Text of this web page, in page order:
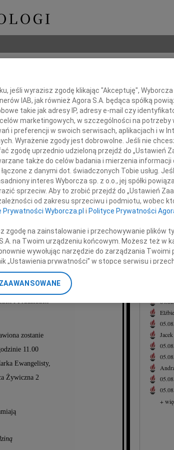
lat
i Pradziadek
zostanie
11.00
Ewangelisty,
Żywiczna 2
INNE
Z
Z
Z
Z
+
+
jeśli wyrazisz zgodę klikając "Akceptuję",
IAB, jak również Agora S.A. będąca spółką
takie jak adresy IP, adresy e-mail czy
marketingowych, w szczególności na potrzeby
i preferencji w swoich serwisach, aplikacjach i w
Wyrażenie zgody jest dobrowolne. Jeśli nie
zgodę uprzednio udzieloną przejdź do „Ustawień
także do celów badania i mierzenia
z danymi dot. świadczonych Tobie usług.
interes Wyborcza sp. z o.o., jej spółki
sprzeciw. Aby to zrobić przejdź do „Ustawień
od zakresu sprzeciwu i podmiotu, wobec
Prywatności Wyborcza.pl i Polityce Prywatności
zgodę na zainstalowanie i przechowywanie plików
na Twoim urządzeniu końcowym. Możesz też w
wywołując narzędzie do zarządzania
„Ustawienia prywatności” w stopce serwisu i
plików cookie możliwa jest także za pomocą
przetwarzać dane osobowe w
Aktywne skanowanie charakterystyki urządzenia do
lub dostęp do nich. Spersonalizowane reklamy i